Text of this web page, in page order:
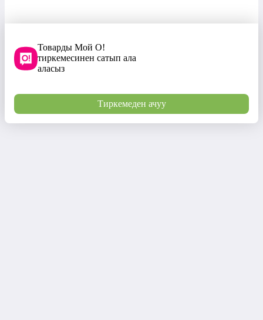
Товарды Мой О!
тиркемесинен сатып ала
аласыз
Тиркемеден ачуу